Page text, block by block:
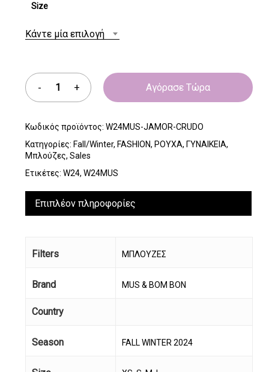
Size
Κάντε μία επιλογή
Αγόρασε Τώρα
Κωδικός προϊόντος: W24MUS-JAMOR-CRUDO
Κατηγορίες: Fall/Winter, FASHION, ΡΟΥΧΑ, ΓΥΝΑΙΚΕΙΑ,
Μπλούζες, Sales
Ετικέτες: W24, W24MUS
Επιπλέον πληροφορίες
Filters ΜΠΛΟΥΖΕΣ
Brand MUS & BOM BON
Country
Season FALL WINTER 2024